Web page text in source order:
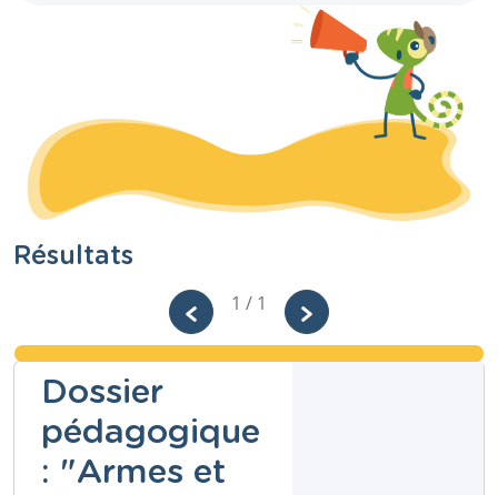
Résultats
1 / 1
Dossier
pédagogique
: "Armes et